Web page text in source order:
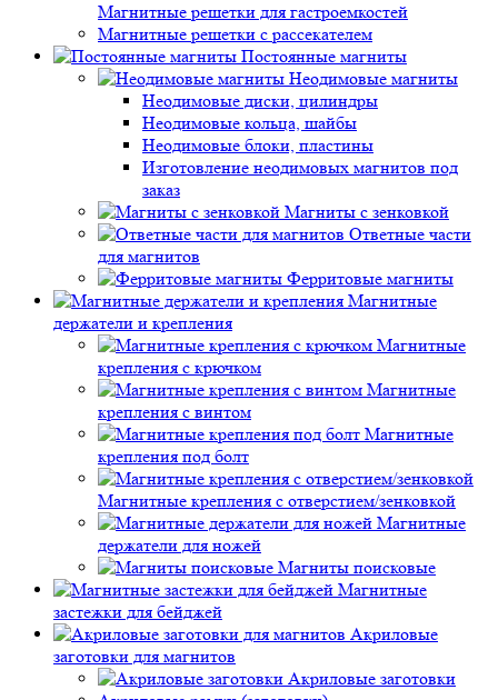
Магнитные решетки для гастроемкостей
Магнитные решетки с рассекателем
Постоянные магниты
Неодимовые магниты
Неодимовые диски, цилиндры
Неодимовые кольца, шайбы
Неодимовые блоки, пластины
Изготовление неодимовых магнитов под
заказ
Магниты с зенковкой
Ответные части
для магнитов
Ферритовые магниты
Магнитные
держатели и крепления
Магнитные
крепления с крючком
Магнитные
крепления с винтом
Магнитные
крепления под болт
Магнитные крепления с отверстием/зенковкой
Магнитные
держатели для ножей
Магниты поисковые
Магнитные
застежки для бейджей
Акриловые
заготовки для магнитов
Акриловые заготовки